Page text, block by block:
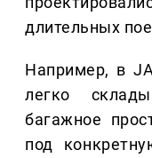
длительных
Например, в
легко
багажное
под